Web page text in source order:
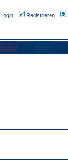
Login Registrieren